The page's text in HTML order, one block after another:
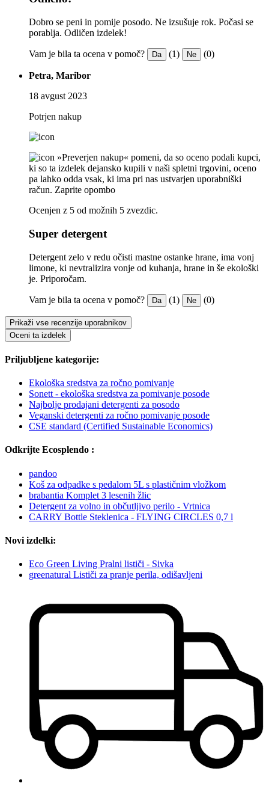
Dobro se peni in pomije posodo. Ne izsušuje rok. Počasi se
porablja. Odličen izdelek!
Vam je bila ta ocena v pomoč? Da (1) Ne (0)
Petra, Maribor
18 avgust 2023
Potrjen nakup
»Preverjen nakup« pomeni, da so oceno podali kupci,
ki so ta izdelek dejansko kupili v naši spletni trgovini, oceno
pa lahko odda vsak, ki ima pri nas ustvarjen uporabniški
račun. Zaprite opombo
Ocenjen z 5 od možnih 5 zvezdic.
Super detergent
Detergent zelo v redu očisti mastne ostanke hrane, ima vonj
limone, ki nevtralizira vonje od kuhanja, hrane in še ekološki
je. Priporočam.
Vam je bila ta ocena v pomoč? Da (1) Ne (0)
Prikaži vse recenzije uporabnikov
Oceni ta izdelek
Priljubljene kategorije:
Ekološka sredstva za ročno pomivanje
Sonett - ekološka sredstva za pomivanje posode
Najbolje prodajani detergenti za posodo
Veganski detergenti za ročno pomivanje posode
CSE standard (Certified Sustainable Economics)
Odkrijte Ecosplendo :
pandoo
Koš za odpadke s pedalom 5L s plastičnim vložkom
brabantia Komplet 3 lesenih žlic
Detergent za volno in občutljivo perilo - Vrtnica
CARRY Bottle Steklenica - FLYING CIRCLES 0,7 l
Novi izdelki:
Eco Green Living Pralni lističi - Sivka
greenatural Lističi za pranje perila, odišavljeni